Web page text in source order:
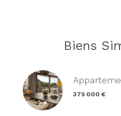
Biens
375 000 €